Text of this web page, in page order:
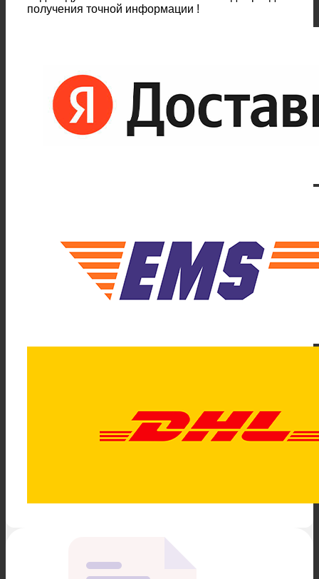
получения точной информации !